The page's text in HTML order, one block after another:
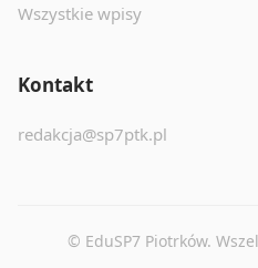
Wszystkie wpisy
Kontakt
redakcja@sp7ptk.pl
© EduSP7 Piotrków.